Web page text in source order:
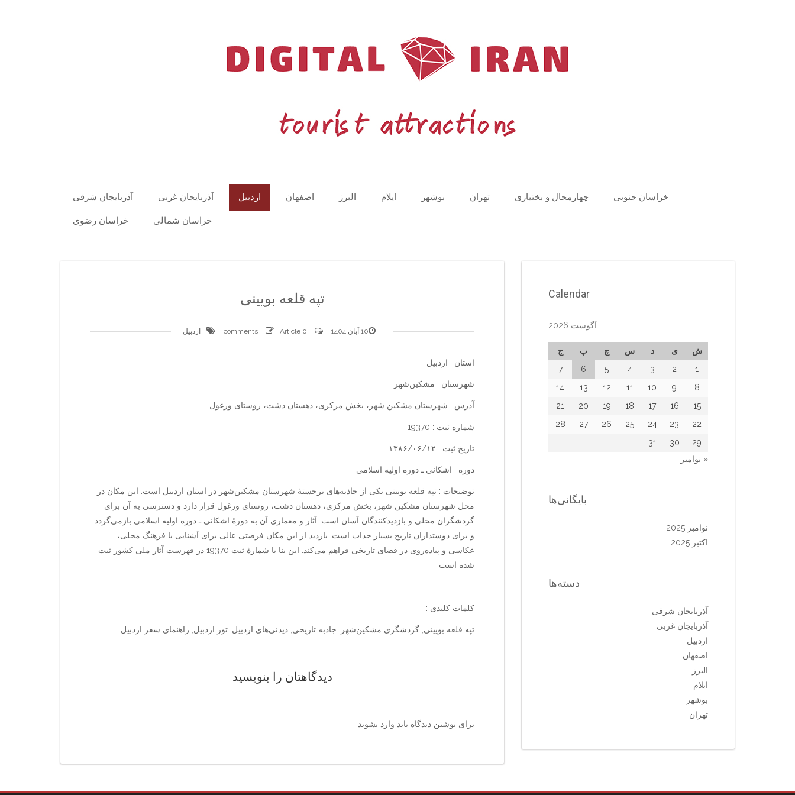
آذربایجان شرقی آذربایجان غربی اردبیل اصفهان البرز ایلام بوشهر تهران چهارمحال و بختیاری خراسان جنوبی
خراسان رضوی خراسان شمالی
تپه قلعه بویینی
10 آبان 1404 0 comments
Article اردبیل
استان : اردبیل
شهرستان : مشکین‌شهر
آدرس : شهرستان مشکین شهر، بخش مرکزی، دهستان دشت، روستای ورغول
شماره ثبت : 19370
تاریخ ثبت : ۱۳۸۶/۰۶/۱۲
دوره : اشکانی ـ دوره اولیه اسلامی
توضیحات : تپه قلعه بویینی یکی از جاذبه‌های برجستهٔ شهرستان مشکین‌شهر در استان اردبیل است. این مکان در
محل شهرستان مشکین شهر، بخش مرکزی، دهستان دشت، روستای ورغول قرار دارد و دسترسی به آن برای
گردشگران محلی و بازدیدکنندگان آسان است. آثار و معماری آن به دورهٔ اشکانی ـ دوره اولیه اسلامی بازمی‌گردد
و برای دوستداران تاریخ بسیار جذاب است. بازدید از این مکان فرصتی عالی برای آشنایی با فرهنگ محلی،
عکاسی و پیاده‌روی در فضای تاریخی فراهم می‌کند. این بنا با شمارهٔ ثبت 19370 در فهرست آثار ملی کشور ثبت
شده است.
کلمات کلیدی :
تپه قلعه بویینی, گردشگری مشکین‌شهر, جاذبه تاریخی, دیدنی‌های اردبیل, تور اردبیل, راهنمای سفر اردبیل
دیدگاهتان را بنویسید
برای نوشتن دیدگاه باید وارد بشوید
Calendar
آگوست 2026
ش ی د س چ پ
ج
1
2
3
4
5
6
7
8
9
10
11
12
13
14
15
16
17
18
19
20
21
22
23
24
25
26
27
28
29
30
31
« نوامبر
بایگانی‌ها
نوامبر 2025
اکتبر 2025
دسته‌ها
آذربایجان شرقی
آذربایجان غربی
اردبیل
اصفهان
البرز
ایلام
بوشهر
تهران